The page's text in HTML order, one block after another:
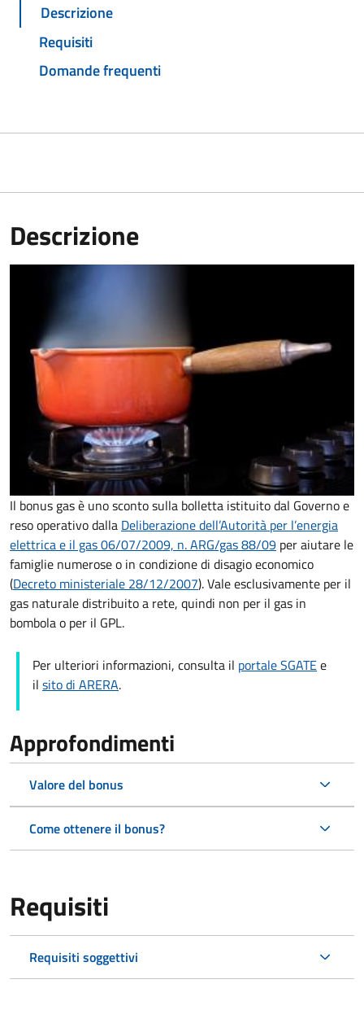
Descrizione
Requisiti
Domande frequenti
Descrizione
Il bonus gas è uno sconto sulla bolletta istituito dal Governo e
reso operativo dalla Deliberazione dell’Autorità per l’energia
elettrica e il gas 06/07/2009, n. ARG/gas 88/09 per aiutare le
famiglie numerose o in condizione di disagio economico
(Decreto ministeriale 28/12/2007). Vale esclusivamente per il
gas naturale distribuito a rete, quindi non per il gas in
bombola o per il GPL.
Per ulteriori informazioni, consulta il portale SGATEe
il sito di ARERA.
Approfondimenti
Valore del bonus
Come ottenere il bonus?
Requisiti
Requisiti soggettivi